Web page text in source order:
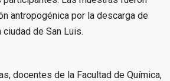
antropogénica por la descarga de
de San Luis.
docentes de la Facultad de Química,